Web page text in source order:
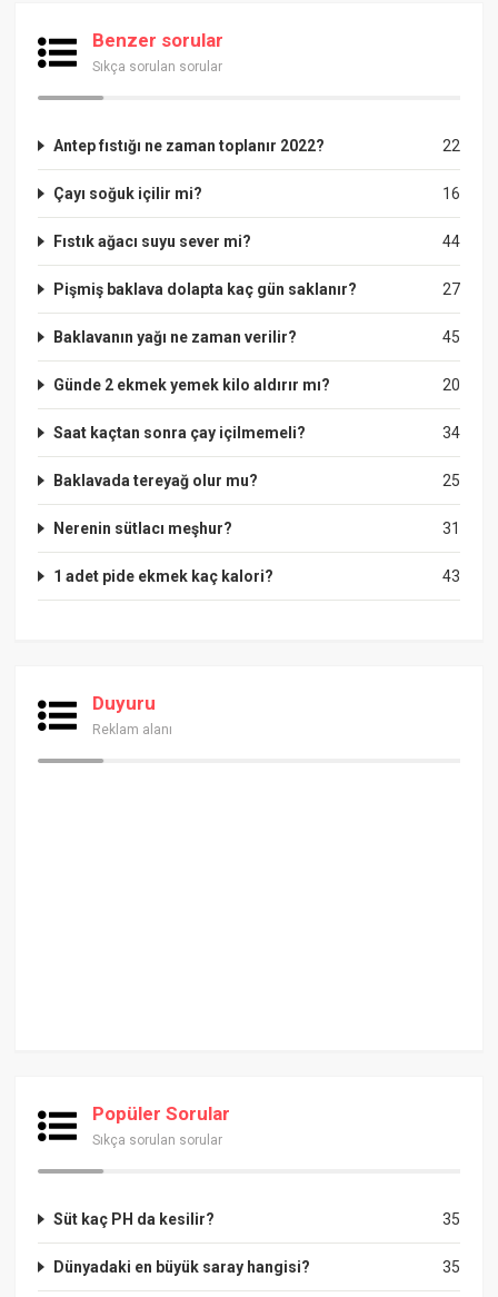
Benzer sorular
Sıkça sorulan sorular
22
Antep fıstığı ne zaman toplanır 2022?
16
Çayı soğuk içilir mi?
44
Fıstık ağacı suyu sever mi?
27
Pişmiş baklava dolapta kaç gün saklanır?
45
Baklavanın yağı ne zaman verilir?
20
Günde 2 ekmek yemek kilo aldırır mı?
34
Saat kaçtan sonra çay içilmemeli?
25
Baklavada tereyağ olur mu?
31
Nerenin sütlacı meşhur?
43
1 adet pide ekmek kaç kalori?
Duyuru
Reklam alanı
Popüler Sorular
Sıkça sorulan sorular
35
Süt kaç PH da kesilir?
35
Dünyadaki en büyük saray hangisi?